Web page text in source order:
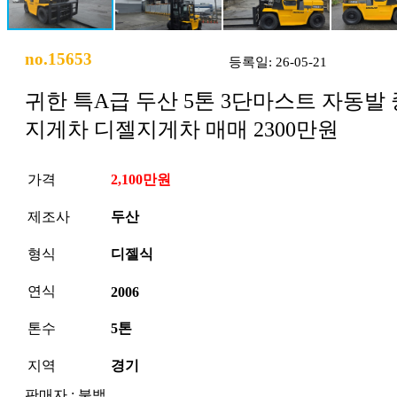
no.15653 등록일: 26-05-21
귀한 특A급 두산 5톤 3단마스트 자동발
지게차 디젤지게차 매매 2300만원
가격 2,100만원
제조사 두산
형식 디젤식
연식 2006
톤수 5톤
지역
경기